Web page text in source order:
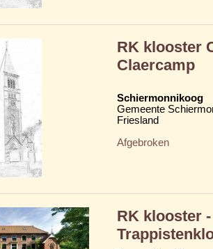
RK klooster
Claercamp
Schiermonnikoog
Gemeente
Friesland
Afgebroken
RK klooster